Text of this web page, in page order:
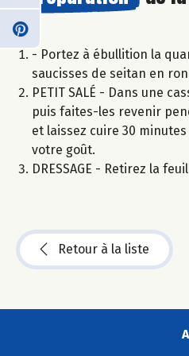
- Portez à ébullition la
saucisses de seitan en
PETIT SALÉ - Dans une
puis faites-les revenir
et laissez cuire 30
votre goût.
DRESSAGE - Retirez la
Retour à la liste